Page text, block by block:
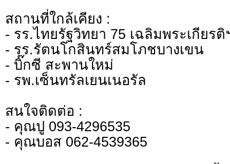
สถานที่ใกล้เคียง :
- รร.ไทยรัฐวิทยา 75 เฉลิมพระเกียรติ
- รร.รัตนโกสินทร์สมโภชบางเขน
- บิ๊กซี สะพานใหม่
- รพ.เซ็นทรัลเยนเนอรัล
สนใจติดต่อ :
- คุณปู 093-4296535
- คุณบอส 062-4539365